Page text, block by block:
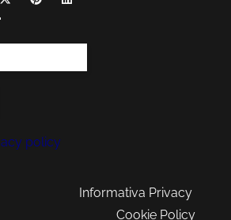
policy
Informativa Privacy
Cookie Policy